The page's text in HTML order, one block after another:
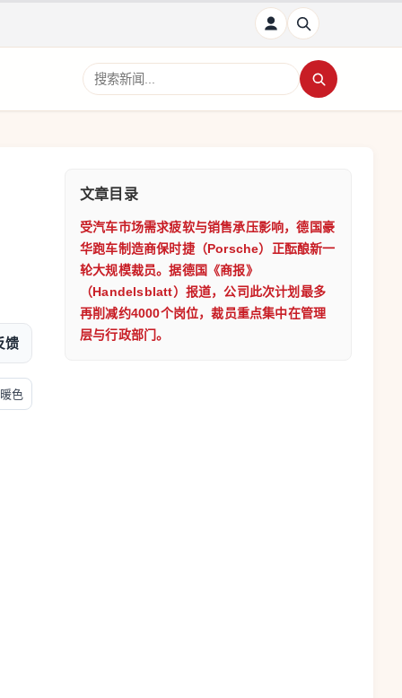
搜索新闻
馈
暖色
文章目录
受汽车市场需求疲软与销售承压影响，德国豪
华跑车制造商保时捷（Porsche）正酝酿新一
轮大规模裁员。据德国《商报》
（Handelsblatt）报道，公司此次计划最多
再削减约4000个岗位，裁员重点集中在管理
层与行政部门。